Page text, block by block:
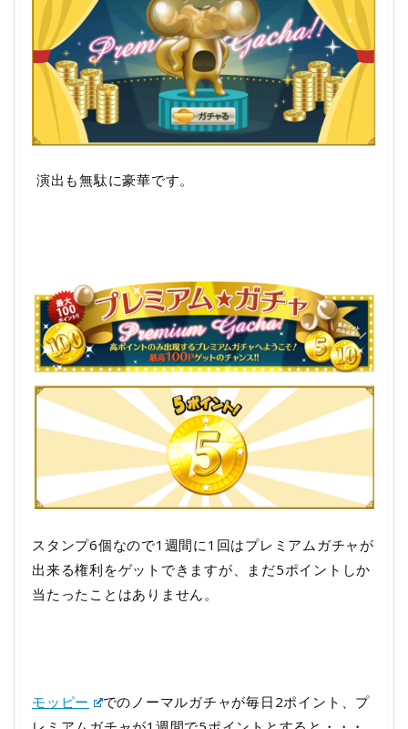
演出も無駄に豪華です。
スタンプ6個なので1週間に1回はプレミアムガチャが
出来る権利をゲットできますが、まだ5ポイントしか
当たったことはありません。
モッピー
でのノーマルガチャが毎日2ポイント、プ